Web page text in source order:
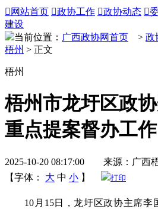
 网站首页 政协工作 政协动态 
建设
当前位置： 广西政协网首页 > 政
梧州 > 正文
梧州
梧州市龙圩区政
重点提案督办工作
2025-10-20 08:17:00 来源：广西
【字体：
大 中 小 】 打印
10月15日，龙圩区政协主席李